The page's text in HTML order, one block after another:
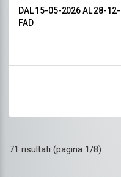
DAL 15-05-2026AL 28-
FAD
71 risultati (pagina 1/8)